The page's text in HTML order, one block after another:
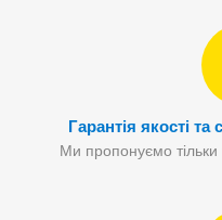
Гарантія якості
Ми пропонуємо тільки